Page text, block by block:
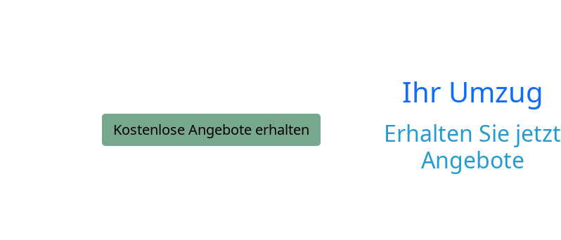
Kostenlose Angebote erhalten
Ihr Umzug
Erhalten Sie jetzt
Angebote